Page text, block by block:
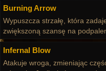
Burning Arrow
Wypuszcza strzałę, która
zwiększoną szansę na
Infernal Blow
Atakuje wroga, zmieniając